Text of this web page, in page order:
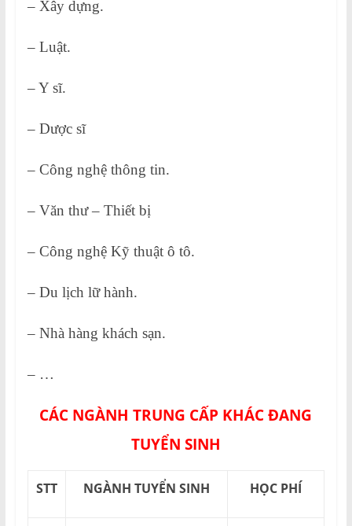
– Xây dựng.
– Luật.
– Y sĩ.
– Dược sĩ
– Công nghệ thông tin.
– Văn thư – Thiết bị
– Công nghệ Kỹ thuật ô tô.
– Du lịch lữ hành.
– Nhà hàng khách sạn.
– …
CÁC NGÀNH TRUNG CẤP KHÁC ĐANG
TUYỂN SINH
STT NGÀNH TUYỂN SINH HỌC PHÍ